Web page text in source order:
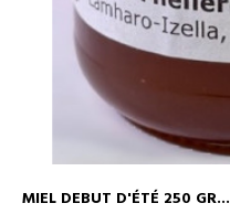
MIEL DEBUT D'ÉTÉ 250 GR...